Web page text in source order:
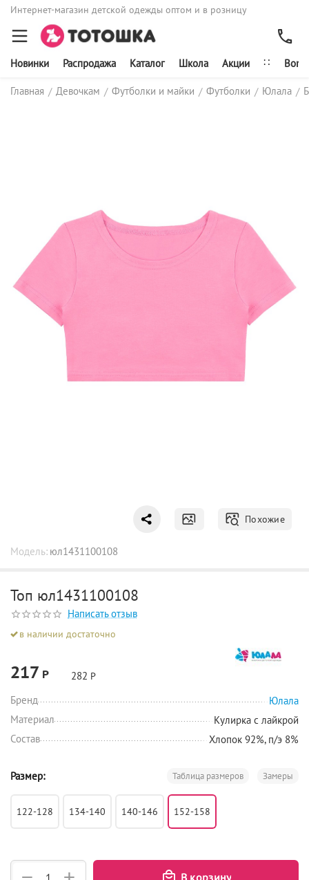
Интернет-магазин детской одежды оптом и в розницу
Новинки Распродажа Каталог Школа Акции ∷
Главная / Девочкам / Футболки и майки / Футболки / Юлала /
Похожие
Модель: юл1431100108
Топ юл1431100108
Написать отзыв
в наличии достаточно
217 Р 282 Р
Бренд
Юлала
Материал
Кулирка с лайкрой
Состав
Хлопок 92%, п/э 8%
Размер: Замеры
Таблица размеров
122-128 134-140 140-146 152-158